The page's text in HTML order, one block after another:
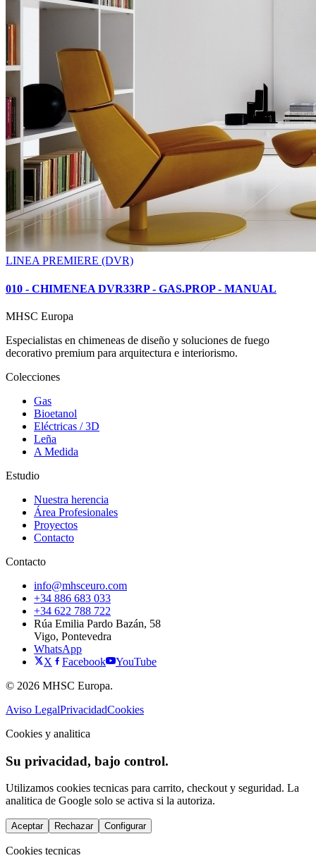
LINEA PREMIERE (DVR)
010 - CHIMENEA DVR33RP - GAS.PROP - MANUAL
MHSC Europa
Especialistas en chimeneas de diseño y soluciones de fuego
decorativo premium para arquitectura e interiorismo.
Colecciones
Gas
Bioetanol
Eléctricas / 3D
Leña
A Medida
Estudio
Nuestra herencia
Área Profesionales
Proyectos
Contacto
Contacto
info@mhsceuro.com
+34 886 683 033
+34 622 788 722
Rúa Emilia Pardo Bazán, 58
Vigo, Pontevedra
WhatsApp
X
Facebook
YouTube
© 2026 MHSC Europa.
Aviso LegalPrivacidadCookies
Cookies y analitica
Su privacidad, bajo control.
Utilizamos cookies tecnicas para carrito, checkout y seguridad. La
analitica de Google solo se activa si la autoriza.
Aceptar Rechazar Configurar
Cookies tecnicas